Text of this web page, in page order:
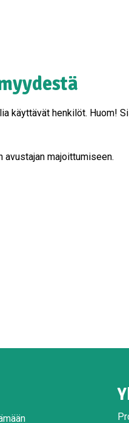
käyttävät henkilöt. Huom!
majoittumiseen.